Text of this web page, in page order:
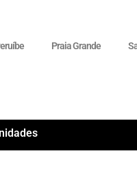
Praia Grande